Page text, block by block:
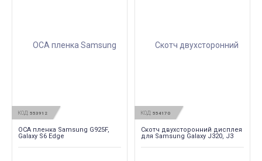
КОД: 553912
OCA пленка Samsung G925F,
Galaxy S6 Edge
КОД: 554170
Скотч двухсторонний дисплея
для Samsung Galaxy J320, J3